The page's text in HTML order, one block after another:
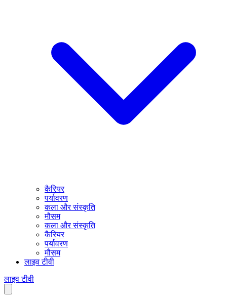
कैरियर
पर्यावरण
कला और संस्कृति
मौसम
कला और संस्कृति
कैरियर
पर्यावरण
मौसम
लाइव टीवी
लाइव टीवी